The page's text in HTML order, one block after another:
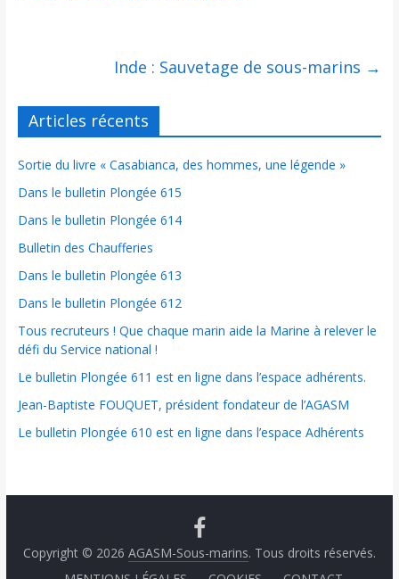
Inde : Sauvetage de sous-marins →
Articles récents
Sortie du livre « Casabianca, des hommes, une légende »
Dans le bulletin Plongée 615
Dans le bulletin Plongée 614
Bulletin des Chaufferies
Dans le bulletin Plongée 613
Dans le bulletin Plongée 612
Tous recruteurs ! Que chaque marin aide la Marine à relever le
défi du Service national !
Le bulletin Plongée 611 est en ligne dans l’espace adhérents.
Jean-Baptiste FOUQUET, président fondateur de l’AGASM
Le bulletin Plongée 610 est en ligne dans l’espace Adhérents
Copyright © 2026 AGASM-Sous-marins. Tous droits réservés.